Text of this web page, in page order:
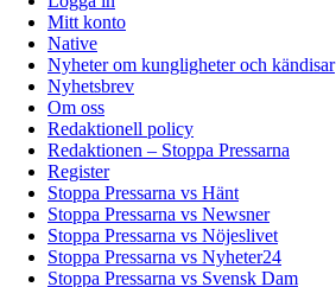
Mitt konto
Native
Nyheter om kungligheter och kändisar
Nyhetsbrev
Om oss
Redaktionell policy
Redaktionen – Stoppa Pressarna
Register
Stoppa Pressarna vs Hänt
Stoppa Pressarna vs Newsner
Stoppa Pressarna vs Nöjeslivet
Stoppa Pressarna vs Nyheter24
Stoppa Pressarna vs Svensk Dam